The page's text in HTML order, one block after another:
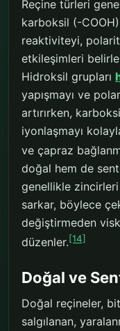
Reçine türleri
karboksil (-
reaktiviteyi,
etkileşimleri
Hidroksil grupları
yapışmayı ve
artırırken,
iyonlaşmayı
ve çapraz
doğal hem de
genellikle zincirleri
sarkar, böylece
değiştirmeden
düzenler.[14]
Doğal ve
Doğal reçineler,
salgılanan,